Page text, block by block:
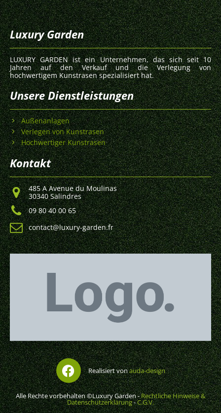
Luxury Garden
LUXURY GARDEN ist ein Unternehmen, das sich seit 10
Jahren auf den Verkauf und die Verlegung von
hochwertigem Kunstrasen spezialisiert hat.
Unsere Dienstleistungen
Außenanlagen
Verlegen von Kunstrasen
Hochwertiger Kunstrasen
Kontakt
485 A Avenue du Moulinas
30340 Salindres
09 80 40 00 65
contact@luxury-garden.fr
Realisiert vonauda-design
Alle Rechte vorbehalten ©Luxury Garden -Rechtliche Hinweise &
Datenschutzerklärung-C.G.V.